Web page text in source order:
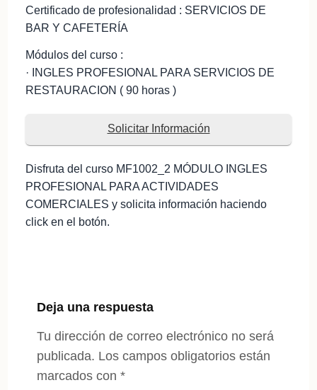
Certificado de profesionalidad : SERVICIOS DE
BAR Y CAFETERÍA
Módulos del curso :
· INGLES PROFESIONAL PARA SERVICIOS DE
RESTAURACION ( 90 horas )
Solicitar Información
Disfruta del curso MF1002_2 MÓDULO INGLES
PROFESIONAL PARA ACTIVIDADES
COMERCIALES y solicita información haciendo
click en el botón.
Deja una respuesta
Tu dirección de correo electrónico no será
publicada. Los campos obligatorios están
marcados con *